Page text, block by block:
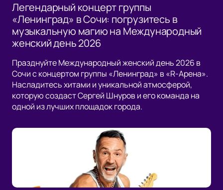
Легендарный концерт группы
«Ленинград» в Сочи: погрузитесь в
музыкальную магию на Международный
женский день 2026
Празднуйте Международный женский день 2026 в
Сочи с концертом группы «Ленинград» в «R-Арена».
Насладитесь хитами и уникальной атмосферой,
которую создаст Сергей Шнуров и его команда на
одной из лучших площадок города.